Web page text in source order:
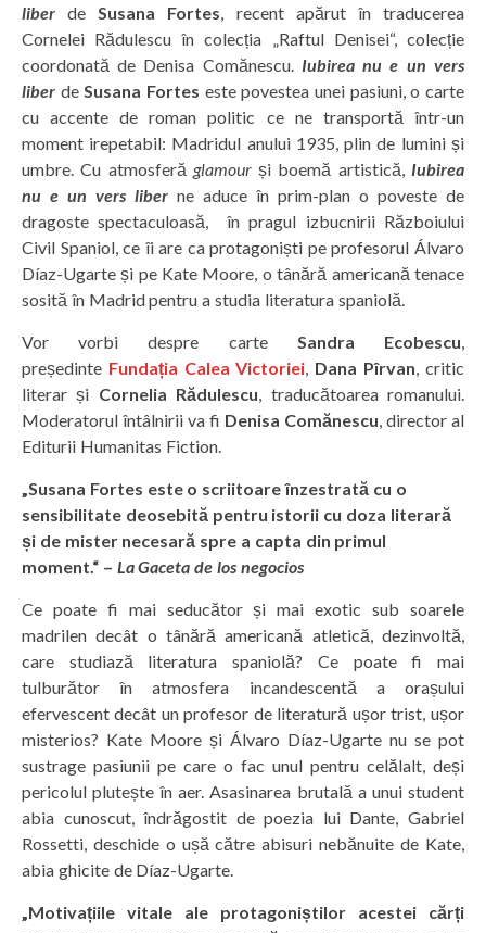
liber deSusana Fortes, recent apărut în traducerea
Cornelei Rădulescu în colecția „Raftul Denisei“, colecție
coordonată de Denisa Comănescu. Iubirea nu e un vers
liber deSusana Fortes este povestea unei pasiuni, o carte
cu accente de roman politic ce ne transportă într-un
moment irepetabil: Madridul anului 1935, plin de lumini și
umbre. Cu atmosferă glamourși boemă artistică, Iubirea
nu e un vers liber ne aduce în prim-plan o poveste de
dragoste spectaculoasă, în pragul izbucnirii Războiului
Civil Spaniol, ce îi are ca protagoniști pe profesorul Álvaro
Díaz-Ugarte și pe Kate Moore, o tânără americană tenace
sosită în Madrid pentru a studia literatura spaniolă.
Vor vorbi despre carte Sandra Ecobescu,
președinte Fundația Calea Victoriei, Dana Pîrvan, critic
literar și Cornelia Rădulescu, traducătoarea romanului.
Moderatorul întâlnirii va fi Denisa Comănescu, director al
Editurii Humanitas Fiction.
„Susana Fortes este o scriitoare înzestrată cu o
sensibilitate deosebită pentru istorii cu doza literară
și de mister necesară spre a capta din primul
moment.“ – La Gaceta de los negocios
Ce poate fi mai seducător și mai exotic sub soarele
madrilen decât o tânără americană atletică, dezinvoltă,
care studiază literatura spaniolă? Ce poate fi mai
tulburător în atmosfera incandescentă a orașului
efervescent decât un profesor de literatură ușor trist, ușor
misterios? Kate Moore și Álvaro Díaz-Ugarte nu se pot
sustrage pasiunii pe care o fac unul pentru celălalt, deși
pericolul plutește în aer. Asasinarea brutală a unui student
abia cunoscut, îndrăgostit de poezia lui Dante, Gabriel
Rossetti, deschide o ușă către abisuri nebănuite de Kate,
abia ghicite de Díaz-Ugarte.
„Motivațiile vitale ale protagoniștilor acestei cărți